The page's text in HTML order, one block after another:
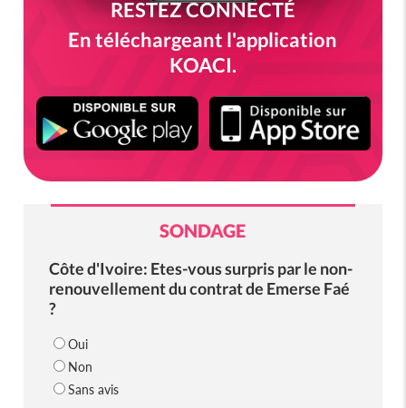
RESTEZ CONNECTÉ
En téléchargeant l'application
KOACI.
SONDAGE
Côte d'Ivoire: Etes-vous surpris par le non-
renouvellement du contrat de Emerse Faé
?
Oui
Non
Sans avis